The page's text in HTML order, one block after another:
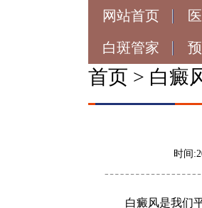
网站首页
白斑管家
首页 > 白癜
时间
白癜风是我们平